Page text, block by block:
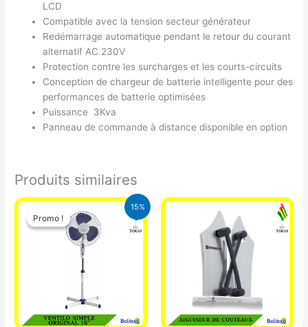
LCD
Compatible avec la tension secteur générateur
Redémarrage automatique pendant le retour du courant
alternatif AC 230V
Protection contre les surcharges et les courts-circuits
Conception de chargeur de batterie intelligente pour des
performances de batterie optimisées
Puissance 3Kva
Panneau de commande à distance disponible en option
Produits similaires
15%
Promo !
Promo !
Le
prix
initial
était :
10.000 CFA.
Le